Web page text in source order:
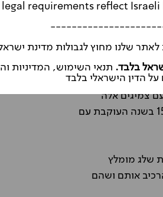
חורף
בעת ההזמנה כדי
צמיגים אלה
בלבד, לא ניתן יהיה לצאת עם הרכב השכור למדינות אלו בין התאריכים 1.11 ל-15.4 בשנה העוקבת עם
שלג מומלץ
אותם ושהם
legal requirements reflect
שלנו מחוץ לגבולות מדינת
בלבד. תנאי השימוש, המדיניות
הדין הישראלי בלבד